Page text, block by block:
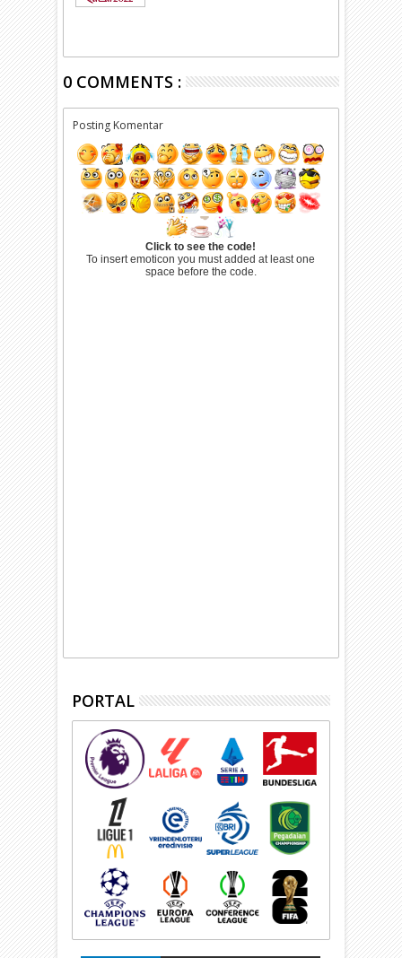
0 COMMENTS :
Posting Komentar
Click to see the code!
To insert emoticon you must added at least one
space before the code.
PORTAL